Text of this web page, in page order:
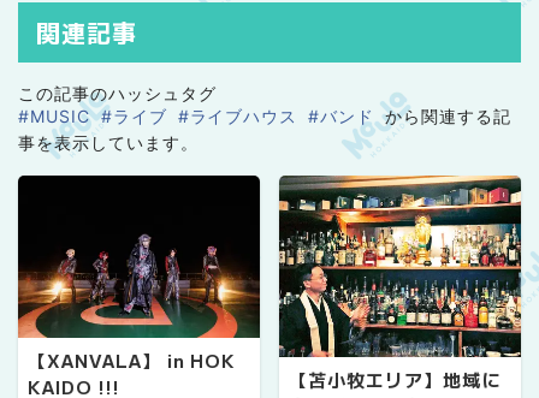
関連記事
この記事のハッシュタグ
#MUSIC #ライブ #ライブハウス #バンド から関連する記
事を表示しています。
【XANVALA】 in HOK
KAIDO !!!
【苫小牧エリア】地域に